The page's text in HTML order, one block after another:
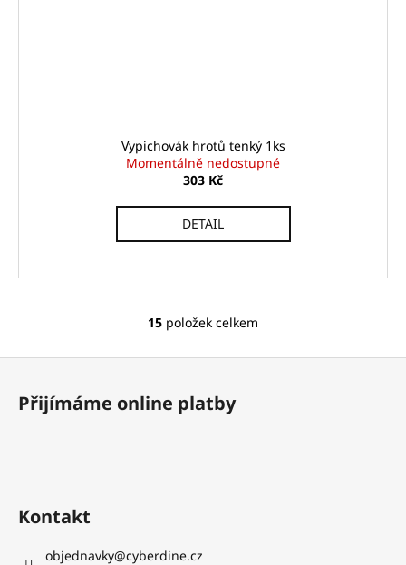
Vypichovák hrotů tenký 1ks
Momentálně nedostupné
303 Kč
DETAIL
O
d
k
15 položek celkem
Z
Přijímáme online platby
Kontakt
objednavky@cyberdine.cz